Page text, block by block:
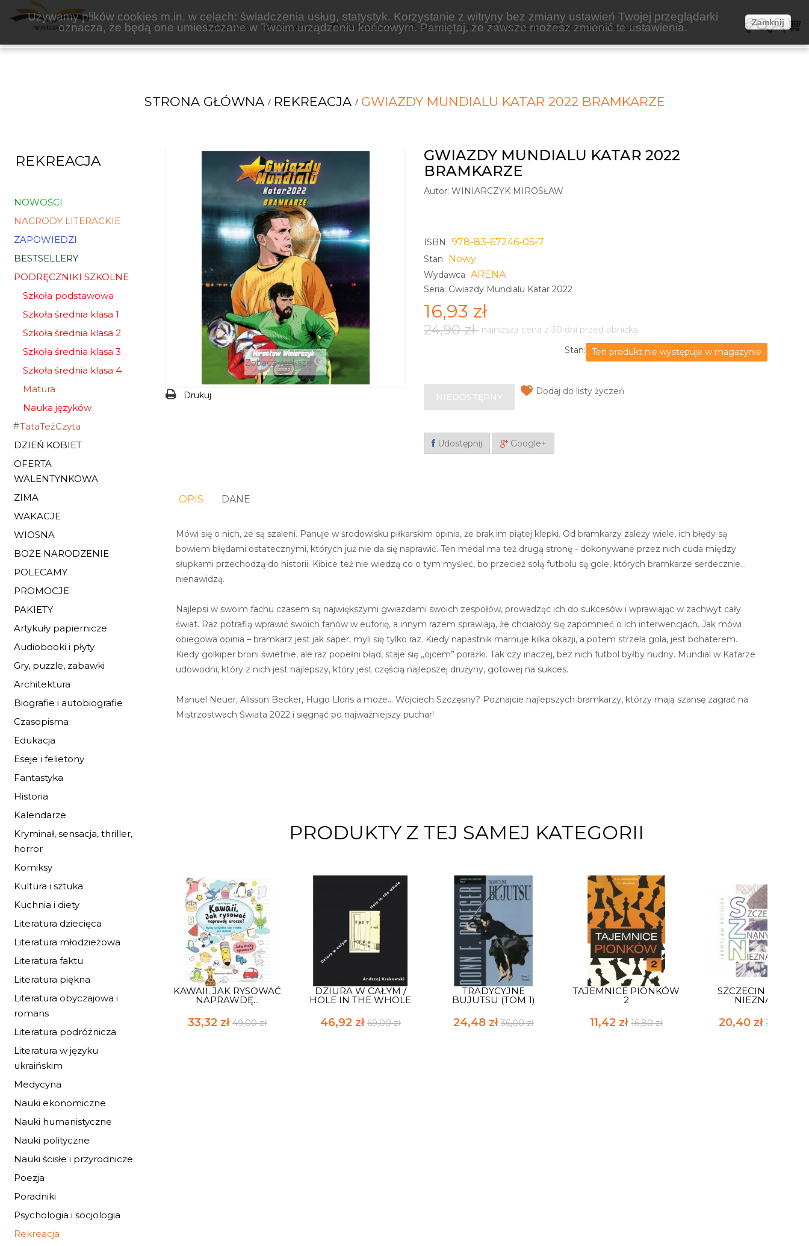
ARENA
Używamy plików cookies m.in. w celach: świadczenia usług, statystyk. Korzystanie z witryny bez zmiany ustawień Twojej przeglądarki
oznacza, że będą one umieszczane w Twoim urządzeniu końcowym. Pamiętaj, że zawsze możesz zmienić te ustawienia.
Zamknij
KSIĄŻKI NOWOŚCI ZAPOWIEDZI BESTSELLERY WAKACJE KOSZTY WYSYŁKI
STRONA GŁÓWNA REKREACJA GWIAZDY MUNDIALU KATAR 2022 BRAMKARZE
REKREACJA
NOWOŚCI
NAGRODY LITERACKIE
ZAPOWIEDZI
BESTSELLERY
PODRĘCZNIKI SZKOLNE
Szkoła podstawowa
Szkoła średnia klasa 1
Szkoła średnia klasa 2
Szkoła średnia klasa 3
Szkoła średnia klasa 4
Matura
Nauka języków
TataTeżCzyta
DZIEŃ KOBIET
OFERTA
WALENTYNKOWA
ZIMA
WAKACJE
WIOSNA
BOŻE NARODZENIE
POLECAMY
PROMOCJE
PAKIETY
Artykuły papiernicze
Audiobooki i płyty
Gry, puzzle, zabawki
Architektura
Biografie i autobiografie
Czasopisma
Edukacja
Eseje i felietony
Fantastyka
Historia
Kalendarze
Kryminał, sensacja, thriller,
horror
Komiksy
Kultura i sztuka
Kuchnia i diety
Literatura dziecięca
Literatura młodzieżowa
Literatura faktu
Literatura piękna
Literatura obyczajowa i
romans
Literatura podróżnicza
Literatura w języku
ukraińskim
Medycyna
Nauki ekonomiczne
Nauki humanistyczne
Nauki polityczne
Nauki ścisłe i przyrodnicze
Poezja
Poradniki
Psychologia i socjologia
Rekreacja
Zobacz większe
Drukuj
GWIAZDY MUNDIALU KATAR 2022
BRAMKARZE
Autor: WINIARCZYK MIROSŁAW
ISBN 978-83-67246-05-7
Stan Nowy
Wydawca ARENA
Seria: Gwiazdy Mundialu Katar 2022
16,93 zł
24,90 zł najniższa cena z 30 dni przed obniżką
Stan:
Ten produkt nie występuje w magazynie
NIEDOSTĘPNY
Dodaj do listy życzeń
Udostępnij Google+
OPIS DANE
Mówi się o nich, że są szaleni. Panuje w środowisku piłkarskim opinia, że brak im piątej klepki. Od bramkarzy zależy wiele, ich błędy są
bowiem błędami ostatecznymi, których już nie da się naprawić. Ten medal ma też drugą stronę - dokonywane przez nich cuda między
słupkami przechodzą do historii. Kibice też nie wiedzą co o tym myśleć, bo przecież solą futbolu są gole, których bramkarze serdecznie...
nienawidzą.
Najlepsi w swoim fachu czasem są największymi gwiazdami swoich zespołów, prowadząc ich do sukcesów i wprawiając w zachwyt cały
świat. Raz potrafią wprawić swoich fanów w euforię, a innym razem sprawiają, że chciałoby się zapomnieć o ich interwencjach. Jak mówi
obiegowa opinia – bramkarz jest jak saper, myli się tylko raz. Kiedy napastnik marnuje kilka okazji, a potem strzela gola, jest bohaterem.
Kiedy golkiper broni świetnie, ale raz popełni błąd, staje się „ojcem” porażki. Tak czy inaczej, bez nich futbol byłby nudny. Mundial w Katarze
udowodni, który z nich jest najlepszy, który jest częścią najlepszej drużyny, gotowej na sukces.
Manuel Neuer, Alisson Becker, Hugo Lloris a może… Wojciech Szczęsny? Poznajcie najlepszych bramkarzy, którzy mają szansę zagrać na
Mistrzostwach Świata 2022 i sięgnąć po najważniejszy puchar!
PRODUKTY Z TEJ SAMEJ KATEGORII
KAWAII. JAK RYSOWAĆ
NAPRAWDĘ...
33,32 zł49,00 zł
DZIURA W CAŁYM /
HOLE IN THE WHOLE
46,92 zł 69,00 zł
TRADYCYJNE
BUJUTSU (TOM 1)
24,48 zł 36,00 zł
TAJEMNICE PIONKÓW
2
11,42 zł16,80 zł
SZCZECIN ZNANY
NIEZNANY
20,40 zł30,00 zł